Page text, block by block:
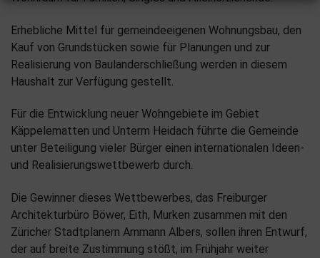
Erhebliche Mittel für gemeindeeigenen Wohnungsbau, den
Kauf von Grundstücken sowie für Planungen und zur
Realisierung von Baulanderschließung werden in diesem
Haushalt zur Verfügung gestellt.
Für die Entwicklung neuer Wohngebiete im Gebiet
Käppelematten und Unterm Heidach führte die Gemeinde
unter Beteiligung vieler Bürger einen internationalen Ideen-
und Realisierungswettbewerb durch.
Die Gewinner dieses Wettbewerbes, das Freiburger
Architekturbüro Böwer, Eith, Murken zusammen mit den
Züricher Stadtplanern Ammann Albers, sollen ihren Entwurf,
der auf breite Zustimmung stößt, im Frühjahr weiter